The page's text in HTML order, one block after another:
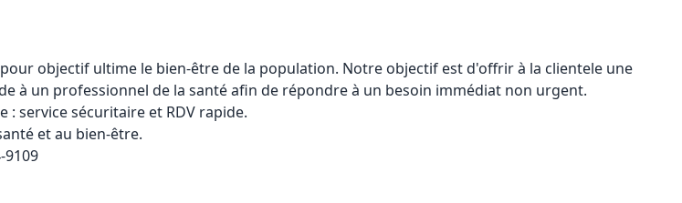
objectif ultime le bien-être de la population. Notre objectif est d'offrir à la clientele une
à un professionnel de la santé afin de répondre à un besoin immédiat non urgent.
: service sécuritaire et RDV rapide.
et au bien-être.
9109